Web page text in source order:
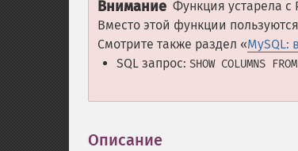
Внимание Функция устарела с
Вместо этой функции
Смотрите также раздел «MySQL:
SQL запрос: SHOW COLUMNS
Описание